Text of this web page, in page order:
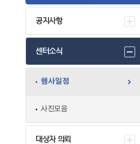
공지사항
센터소식
행사일정
사진모음
대상자 의뢰